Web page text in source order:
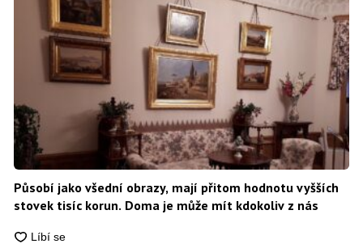
Působí jako všední obrazy, mají přitom hodnotu vyšších
stovek tisíc korun. Doma je může mít kdokoliv z nás